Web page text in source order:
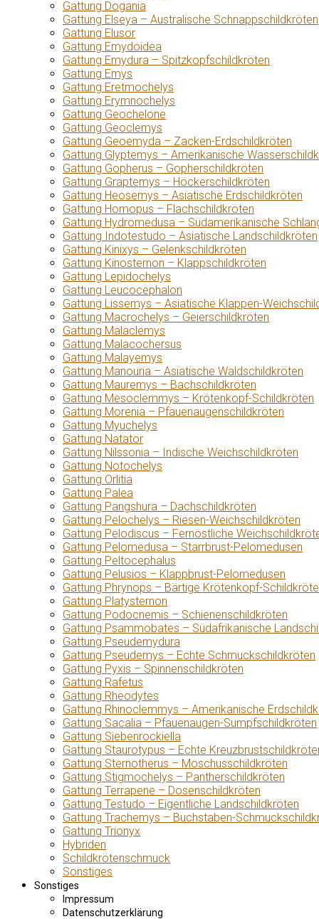
Gattung Dogania
Gattung Elseya – Australische Schnappschildkröten
Gattung Elusor
Gattung Emydoidea
Gattung Emydura – Spitzkopfschildkröten
Gattung Emys
Gattung Eretmochelys
Gattung Erymnochelys
Gattung Geochelone
Gattung Geoclemys
Gattung Geoemyda – Zacken-Erdschildkröten
Gattung Glyptemys – Amerikanische
Gattung Gopherus – Gopherschildkröten
Gattung Graptemys – Höckerschildkröten
Gattung Heosemys – Asiatische Erdschildkröten
Gattung Homopus – Flachschildkröten
Gattung Hydromedusa – Südamerikanische
Gattung Indotestudo – Asiatische Landschildkröten
Gattung Kinixys – Gelenkschildkröten
Gattung Kinosternon – Klappschildkröten
Gattung Lepidochelys
Gattung Leucocephalon
Gattung Lissemys – Asiatische Klappen-
Gattung Macrochelys – Geierschildkröten
Gattung Malaclemys
Gattung Malacochersus
Gattung Malayemys
Gattung Manouria – Asiatische Waldschildkröten
Gattung Mauremys – Bachschildkröten
Gattung Mesoclemmys – Krötenkopf-Schildkröten
Gattung Morenia – Pfauenaugenschildkröten
Gattung Myuchelys
Gattung Natator
Gattung Nilssonia – Indische Weichschildkröten
Gattung Notochelys
Gattung Orlitia
Gattung Palea
Gattung Pangshura – Dachschildkröten
Gattung Pelochelys – Riesen-Weichschildkröten
Gattung Pelodiscus – Fernöstliche
Gattung Pelomedusa – Starrbrust-Pelomedusen
Gattung Peltocephalus
Gattung Pelusios – Klappbrust-Pelomedusen
Gattung Phrynops – Bärtige Krötenkopf-
Gattung Platysternon
Gattung Podocnemis – Schienenschildkröten
Gattung Psammobates – Südafrikanische
Gattung Pseudemydura
Gattung Pseudemys – Echte Schmuckschildkröten
Gattung Pyxis – Spinnenschildkröten
Gattung Rafetus
Gattung Rheodytes
Gattung Rhinoclemmys – Amerikanische
Gattung Sacalia – Pfauenaugen-Sumpfschildkröten
Gattung Siebenrockiella
Gattung Staurotypus – Echte
Gattung Sternotherus – Moschusschildkröten
Gattung Stigmochelys – Pantherschildkröten
Gattung Terrapene – Dosenschildkröten
Gattung Testudo – Eigentliche Landschildkröten
Gattung Trachemys – Buchstaben-
Gattung Trionyx
Hybriden
Schildkrötenschmuck
Sonstiges
Sonstiges
Impressum
Datenschutzerklärung